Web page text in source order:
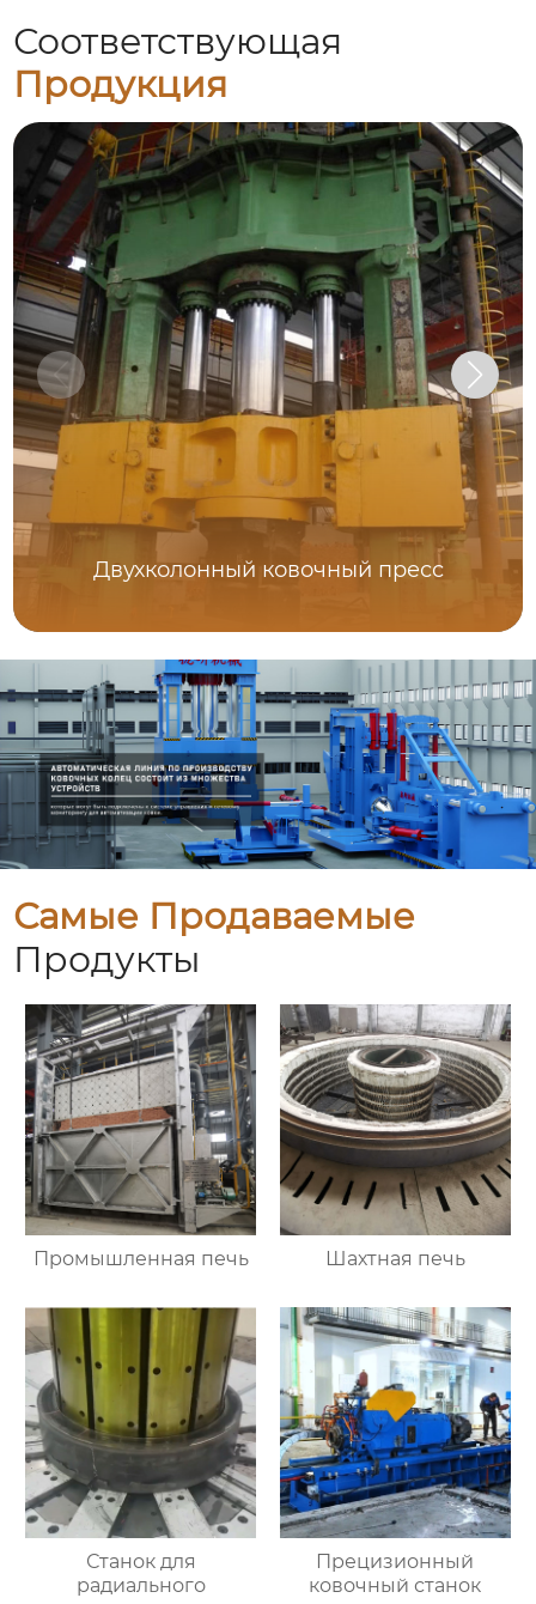
Соответствующая
Продукция
Двухколонный ковочный пресс
Самые Продаваемые
Продукты
Промышленная печь Шахтная печь
Станок для
радиального
Прецизионный
ковочный станок